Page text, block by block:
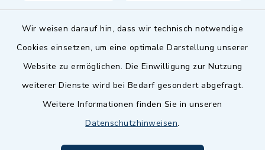
Wir weisen darauf hin, dass wir technisch notwendige
Cookies einsetzen, um eine optimale Darstellung unserer
Website zu ermöglichen. Die Einwilligung zur Nutzung
weiterer Dienste wird bei Bedarf gesondert abgefragt.
Weitere Informationen finden Sie in unseren
Datenschutzhinweisen.
Barrierefreiheit